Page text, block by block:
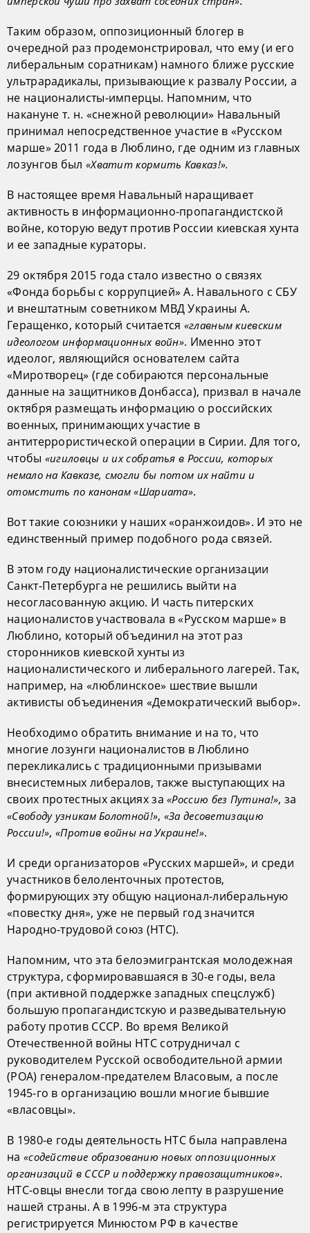
Таким образом, оппозиционный блогер в
очередной раз продемонстрировал, что ему (и его
либеральным соратникам) намного ближе русские
ультрарадикалы, призывающие к развалу России, а
не националисты-имперцы. Напомним, что
накануне т. н. «снежной революции» Навальный
принимал непосредственное участие в «Русском
марше» 2011 года в Люблино, где одним из главных
лозунгов был «Хватит кормить Кавказ!».
В настоящее время Навальный наращивает
активность в информационно-пропагандистской
войне, которую ведут против России киевская хунта
и ее западные кураторы.
29 октября 2015 года стало известно о связях
«Фонда борьбы с коррупцией» А. Навального с СБУ
и внештатным советником МВД Украины А.
Геращенко, который считается «главным киевским
идеологом информационных войн». Именно этот
идеолог, являющийся основателем сайта
«Миротворец» (где собираются персональные
данные на защитников Донбасса), призвал в начале
октября размещать информацию о российских
военных, принимающих участие в
антитеррористической операции в Сирии. Для того,
чтобы «игиловцы и их собратья в России, которых
немало на Кавказе, смогли бы потом их найти и
отомстить по канонам «Шариата».
Вот такие союзники у наших «оранжоидов». И это не
единственный пример подобного рода связей.
В этом году националистические организации
Санкт-Петербурга не решились выйти на
несогласованную акцию. И часть питерских
националистов участвовала в «Русском марше» в
Люблино, который объединил на этот раз
сторонников киевской хунты из
националистического и либерального лагерей. Так,
например, на «люблинское» шествие вышли
активисты объединения «Демократический выбор».
Необходимо обратить внимание и на то, что
многие лозунги националистов в Люблино
перекликались с традиционными призывами
внесистемных либералов, также выступающих на
своих протестных акциях за«Россию без Путина!», за
«Свободу узникам Болотной!», «За десоветизацию
России!»,«Против войны на Украине!».
И среди организаторов «Русских маршей», и среди
участников белоленточных протестов,
формирующих эту общую национал-либеральную
«повестку дня», уже не первый год значится
Народно-трудовой союз (НТС).
Напомним, что эта белоэмигрантская молодежная
структура, сформировавшаяся в 30-е годы, вела
(при активной поддержке западных спецслужб)
большую пропагандистскую и разведывательную
работу против СССР. Во время Великой
Отечественной войны НТС сотрудничал с
руководителем Русской освободительной армии
(РОА) генералом-предателем Власовым, а после
1945-го в организацию вошли многие бывшие
«власовцы».
В 1980-е годы деятельность НТС была направлена
на «содействие образованию новых оппозиционных
организаций в СССР и поддержку правозащитников».
НТС-овцы внесли тогда свою лепту в разрушение
нашей страны. А в 1996-м эта структура
регистрируется Минюстом РФ в качестве